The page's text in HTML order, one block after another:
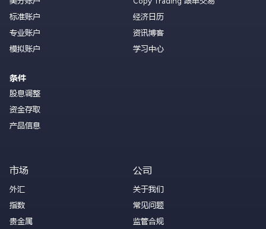
标准账户
专业账户
模拟账户
条件
股息调整
资金存取
产品信息
经济日历
资讯博客
学习中心
市场
外汇
指数
贵金属
公司
关于我们
常见问题
监管合规